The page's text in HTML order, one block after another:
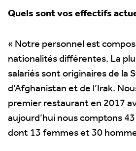
Quels sont vos effectifs
« Notre personnel est
nationalités différentes. La
salariés sont originaires de la
d’Afghanistan et de l’Irak.
premier restaurant en 2017
aujourd’hui nous comptons
dont 13 femmes et 30